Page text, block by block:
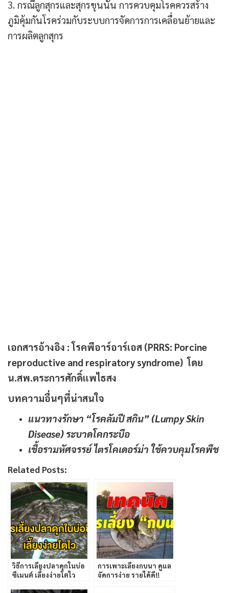
3. กรณีลูกสุกรและสุกรขุนนั้น การควบคุมโรคควรสร้าง
ภูมิคุ้มกันโรคร่วมกับระบบการจัดการการเคลื่อนย้ายและ
การผลิตลูกสุกร
เอกสารอ้างอิง :โรคพีอาร์อาร์เอส (PRRS: Porcine
reproductive and respiratory syndrome) โดย
น.สพ.ตระการศักดิ์แพไธสง
บทความอื่นๆที่น่าสนใจ
แนวทางรักษา “โรคลัมปี สกิน” (Lumpy Skin
Disease) ระบาดโคกระบือ
เชื้อรามหัศจรรย์ ไตรโคเดอร์ม่า ใช้ควบคุมโรคพืช
Related Posts:
วิธีการเลี้ยงปลาดุกในบ่อ
ซีเมนต์ เลี้ยงง่ายโตไว
การเพาะเลี้ยงกบนา ดูแล
จัดการง่าย รายได้ดี!!